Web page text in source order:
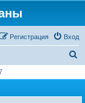
Вход
Регистрация
с